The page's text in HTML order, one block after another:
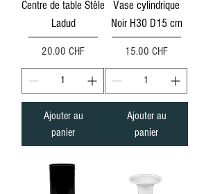
Centre de table Stèle
Ladud
Prix
20.00 CHF
Ajouter au
panier
Vase cylindrique
Noir H30 D15 cm
Prix
15.00 CHF
Ajouter au
panier